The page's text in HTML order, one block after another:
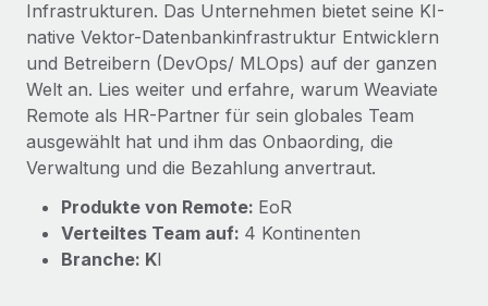
DIENSTLEISTUNGEN
Frag unsere Expert:innen
Hilfe von Expert:innen für globale HR & Compliance
Background-Checks
Einfacheres Bewerber:innen-Screening
Compliance Watchtower
Lückenlose Compliance
Entdecke die Möglichkeiten einer Partnerschaft
Remote Build Demnächst verfügbar
Beratung zu Integrationen und KI-Automatisierung
FALLSTUDIEN
So hat der KI-Vorreiter Weaviate sein Team mit
Remote um 120 % vergrößert
Newsroom
Informationen zu Gehältern und Qualifikationen
Insights Center
Hol dir Unterstützung
Alle Ressourcen anzeigen
BLOG
Infrastrukturen. Das Unternehmen bietet seine KI-
native Vektor-Datenbankinfrastruktur Entwicklern
und Betreibern (DevOps/ MLOps) auf der ganzen
Welt an. Lies weiter und erfahre, warum Weaviate
Remote als HR-Partner für sein globales Team
ausgewählt hat und ihm das Onbaording, die
Verwaltung und die Bezahlung anvertraut.
Produkte von Remote: EoR
Verteiltes Team auf: 4 Kontinenten
Branche: KI